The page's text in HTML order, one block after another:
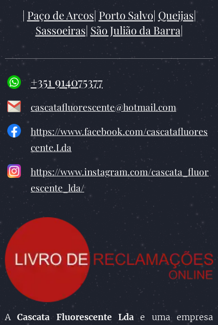
| Paço de Arcos|Porto Salvo| Queijas|
Sassoeiras| São Julião da Barra|
+351 914075377
cascatafluorescente@hotmail.com
https://www.facebook.com/cascatafluores
cente.Lda
https://www.instagram.com/cascata_fluor
escente_lda/
ACascata Fluorescente Ldae uma empresa